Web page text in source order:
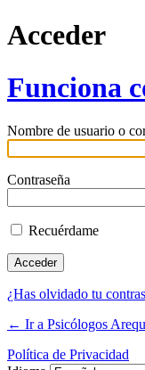
Acceder
Funciona
Nombre de usuario o
Contraseña
Recuérdame
¿Has olvidado tu
← Ir a Psicólogos
Política de Privacidad